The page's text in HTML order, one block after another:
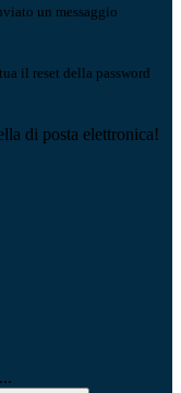
un messaggio
il reset della password
di posta elettronica!